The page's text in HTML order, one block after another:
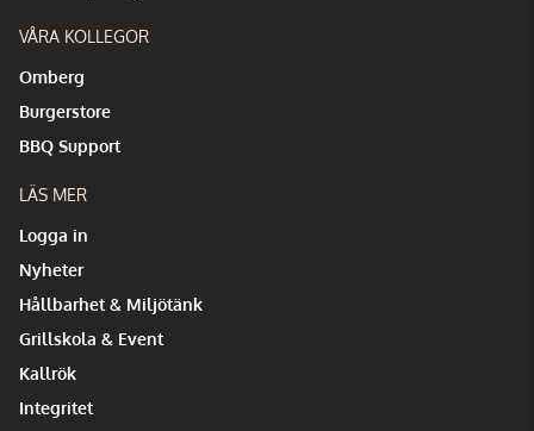
VÅRA KOLLEGOR
Omberg
Burgerstore
BBQ Support
LÄS MER
Logga in
Nyheter
Hållbarhet & Miljötänk
Grillskola & Event
Kallrök
Integritet